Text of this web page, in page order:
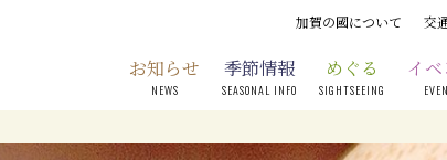
加賀の國について 交
お知らせ
NEWS
季節情報
SEASONAL INFO
めぐる
SIGHTSEEING
イベ